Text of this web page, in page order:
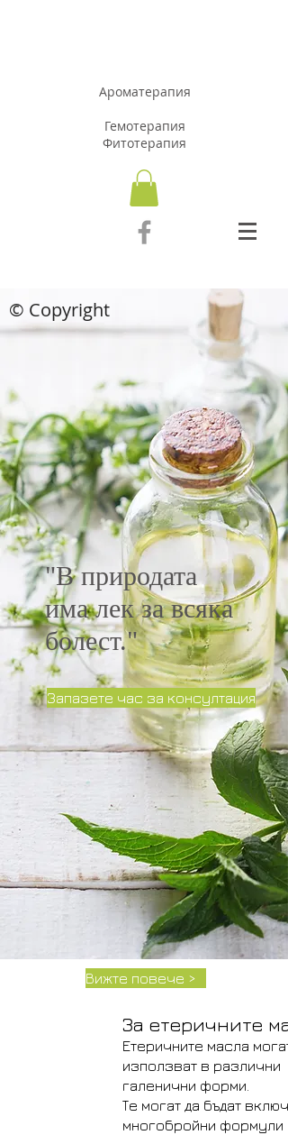
Ароматерапия
Гемотерапия
Фитотерапия
© Copyright
"В природата
има лек за всяка
болест."
Запазете час за консултация
Вижте повече >
За етеричните
Етеричните масла
използват в различни
галенични форми.
Те могат да бъдат
многобройни формули